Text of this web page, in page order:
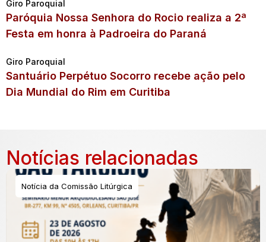
Giro Paroquial
Paróquia Nossa Senhora do Rocio realiza a 2ª
Festa em honra à Padroeira do Paraná
Giro Paroquial
Santuário Perpétuo Socorro recebe ação pelo
Dia Mundial do Rim em Curitiba
Notícias relacionadas
Notícia da Comissão Litúrgica